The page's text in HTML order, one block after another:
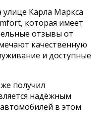
улице Карла Маркса
которая имеет
отзывы от
качественную
и доступные
получил
надёжным
в этом